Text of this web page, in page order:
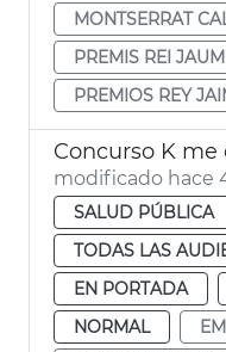
MONTSERRAT
PREMIS REI
PREMIOS REY
Concurso K me
modificado hace
SALUD PÚBLICA
TODAS LAS
EN PORTADA
NORMAL